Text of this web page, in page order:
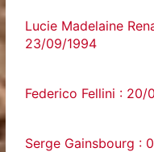
Lucie Madelaine
23/09/1994
Federico Fellini : 20/
Serge Gainsbourg :